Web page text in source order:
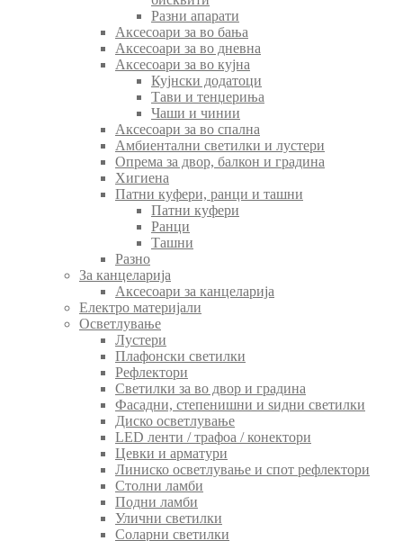
Разни апарати
Аксесоари за во бања
Аксесоари за во дневна
Аксесоари за во кујна
Кујнски додатоци
Тави и тенџериња
Чаши и чинии
Аксесоари за во спална
Амбиентални светилки и лустери
Опрема за двор, балкон и градина
Хигиена
Патни куфери, ранци и ташни
Патни куфери
Ранци
Ташни
Разно
За канцеларија
Аксесоари за канцеларија
Електро материјали
Осветлување
Лустери
Плафонски светилки
Рефлектори
Светилки за во двор и градина
Фасадни, степенишни и ѕидни светилки
Диско осветлување
LED ленти / трафоа / конектори
Цевки и арматури
Линиско осветлување и спот рефлектори
Столни ламби
Подни ламби
Улични светилки
Соларни светилки